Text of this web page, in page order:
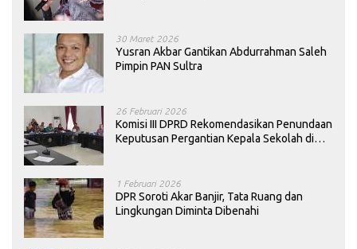
30 Maret 2026
Yusran Akbar Gantikan Abdurrahman Saleh
Pimpin PAN Sultra
26 Februari 2026
Komisi III DPRD Rekomendasikan Penundaan
Keputusan Pergantian Kepala Sekolah di
1 Februari 2026
DPR Soroti Akar Banjir, Tata Ruang dan
Lingkungan Diminta Dibenahi